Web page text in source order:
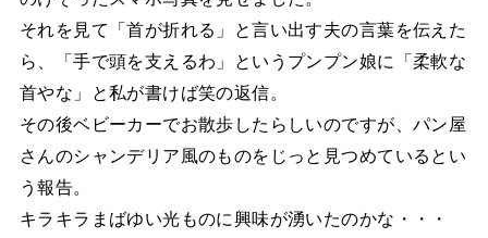
それを見て「首が折れる」と言い出す夫の言葉を伝えた
ら、「手で頭を支えるわ」というプンプン娘に「柔軟な
首やな」と私が書けば笑の返信。
その後ベビーカーでお散歩したらしいのですが、パン屋
さんのシャンデリア風のものをじっと見つめているとい
う報告。
キラキラまばゆい光ものに興味が湧いたのかな・・・